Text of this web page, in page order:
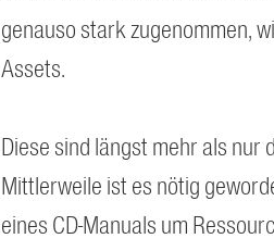
genauso stark zugenommen,
Assets.
Diese sind längst mehr als nur
Mittlerweile ist es nötig
eines CD-Manuals um